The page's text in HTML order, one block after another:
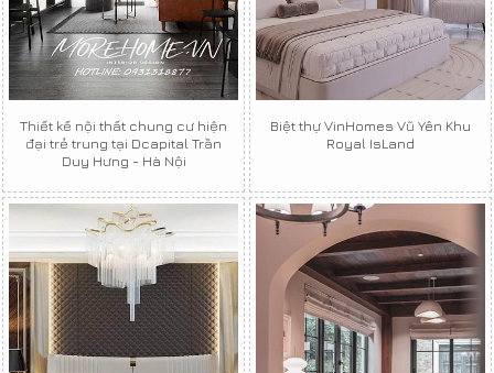
Thiết kế nội thất chung cư hiện
đại trẻ trung tại Dcapital Trần
Duy Hưng - Hà Nội
Biệt thự VinHomes Vũ Yên Khu
Royal IsLand